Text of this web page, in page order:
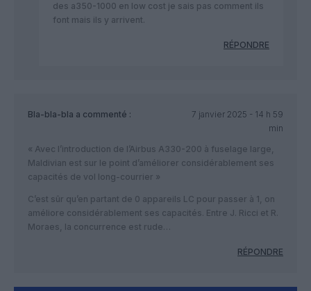
des a350-1000 en low cost je sais pas comment ils
font mais ils y arrivent.
RÉPONDRE
Bla-bla-bla a commenté :
7 janvier 2025 - 14 h 59
min
« Avec l’introduction de l’Airbus A330-200 à fuselage large,
Maldivian est sur le point d’améliorer considérablement ses
capacités de vol long-courrier »
C’est sûr qu’en partant de 0 appareils LC pour passer à 1, on
améliore considérablement ses capacités. Entre J. Ricci et R.
Moraes, la concurrence est rude…
RÉPONDRE